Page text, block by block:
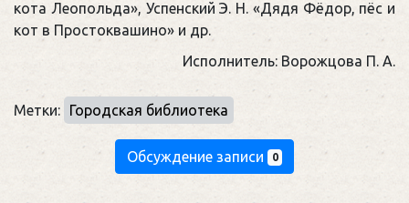
кота Леопольда», Успенский Э. Н. «Дядя Фёдор, пёс и
кот в Простоквашино» и др.
Исполнитель: Ворожцова П. А.
Метки: Городская библиотека
Обсуждение записи 0